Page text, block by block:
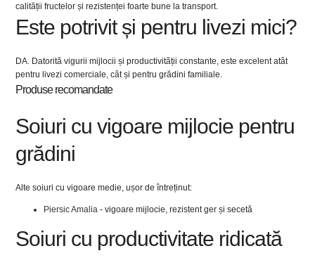
calității fructelor și rezistenței foarte bune la transport.
Este potrivit și pentru livezi mici?
DA. Datorită vigurii mijlocii și productivității constante, este excelent atât
pentru livezi comerciale, cât și pentru grădini familiale.
Produse recomandate
Soiuri cu vigoare mijlocie pentru
grădini
Alte soiuri cu vigoare medie, ușor de întreținut:
Piersic Amalia - vigoare mijlocie, rezistent ger și secetă
Soiuri cu productivitate ridicată